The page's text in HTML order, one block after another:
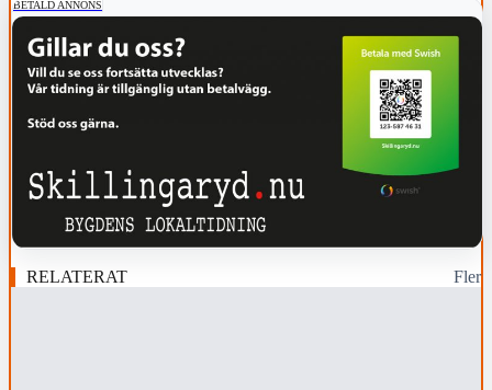
BETALD ANNONS
RELATERAT Fler